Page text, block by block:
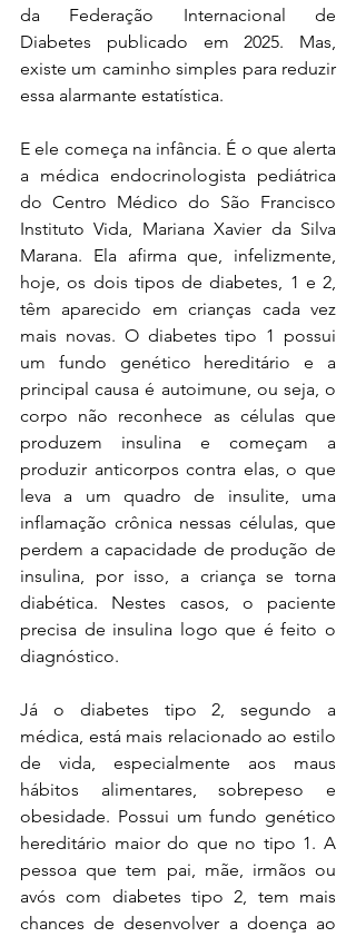
da Federação Internacional de
Diabetes publicado em 2025. Mas,
existe um caminho simples para reduzir
essa alarmante estatística.
E ele começa na infância. É o que alerta
a médica endocrinologista pediátrica
do Centro Médico do São Francisco
Instituto Vida, Mariana Xavier da Silva
Marana. Ela afirma que, infelizmente,
hoje, os dois tipos de diabetes, 1 e 2,
têm aparecido em crianças cada vez
mais novas. O diabetes tipo 1 possui
um fundo genético hereditário e a
principal causa é autoimune, ou seja, o
corpo não reconhece as células que
produzem insulina e começam a
produzir anticorpos contra elas, o que
leva a um quadro de insulite, uma
inflamação crônica nessas células, que
perdem a capacidade de produção de
insulina, por isso, a criança se torna
diabética. Nestes casos, o paciente
precisa de insulina logo que é feito o
diagnóstico.
Já o diabetes tipo 2, segundo a
médica, está mais relacionado ao estilo
de vida, especialmente aos maus
hábitos alimentares, sobrepeso e
obesidade. Possui um fundo genético
hereditário maior do que no tipo 1. A
pessoa que tem pai, mãe, irmãos ou
avós com diabetes tipo 2, tem mais
chances de desenvolver a doença ao